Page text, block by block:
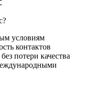
условиям
контактов
потери качества